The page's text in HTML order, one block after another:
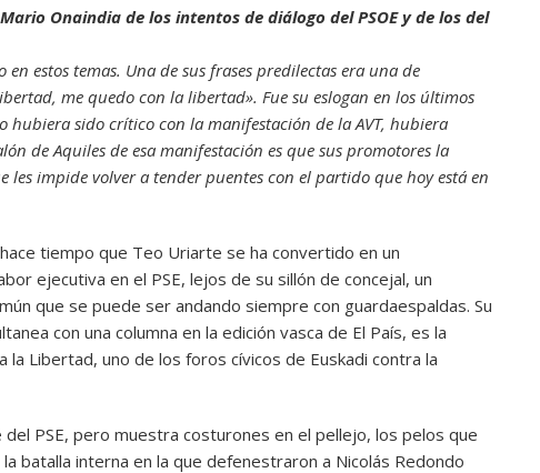
Onaindia de los intentos de diálogo del PSOE y de los del
estos temas. Una de sus frases predilectas era una de
me quedo con la libertad». Fue su eslogan en los últimos
hubiera sido crítico con la manifestación de la AVT, hubiera
de Aquiles de esa manifestación es que sus promotores la
les impide volver a tender puentes con el partido que hoy está en
tiempo que Teo Uriarte se ha convertido en un
ejecutiva en el PSE, lejos de su sillón de concejal, un
que se puede ser andando siempre con guardaespaldas. Su
con una columna en la edición vasca de El País, es la
la Libertad, uno de los foros cívicos de Euskadi contra la
del PSE, pero muestra costurones en el pellejo, los pelos que
batalla interna en la que defenestraron a Nicolás Redondo